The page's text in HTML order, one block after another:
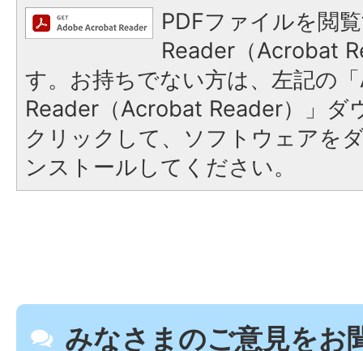
PDFファイルを閲
Reader（Acrobat
す。お持ちでない方は、左記の
Reader（Acrobat Reader）」ダ
クリックして、ソフトウェアを
ンストールしてください。
みなさまのご意見をお